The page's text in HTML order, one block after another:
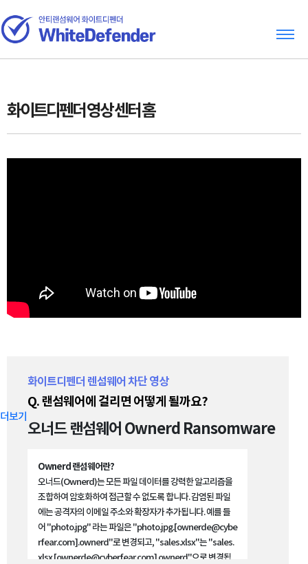
화이트디펜더 영상 센터 홈
화이트디펜더 렌섬웨어 차단 영상
Q. 랜섬웨어에 걸리면 어떻게 될까요?
오너드 랜섬웨어 Ownerd Ransomware
Ownerd 랜섬웨어란?
오너드(Ownerd)는 모든 파일 데이터를 강력한 알고리즘을
조합하여 암호화하여 접근할 수 없도록 합니다. 감염된 파일
에는 공격자의 이메일 주소와 확장자가 추가됩니다. 예를 들
어 "photo.jpg" 라는 파일은 "photo.jpg.[ownerde@cybe
rfear.com].ownerd"로 변경되고, "sales.xlsx"는 "sales.
xlsx.[ownerde@cyberfear.com].ownerd"으로 변경됩
더보기